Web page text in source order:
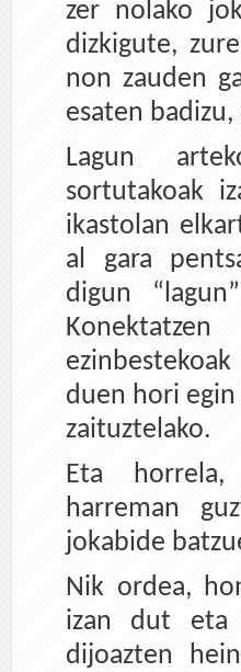
zer nolako
dizkigute,
non zauden
esaten
Lagun
sortutakoak
ikastolan
al gara
digun
duen hori
zaituztelako.
Eta horrela,
harreman
jokabide
Nik ordea,
izan dut eta
dijoazten